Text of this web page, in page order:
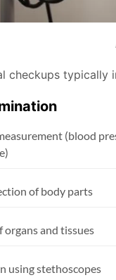
checkups typically
(blood
of body parts
organs and tissues
using stethoscopes